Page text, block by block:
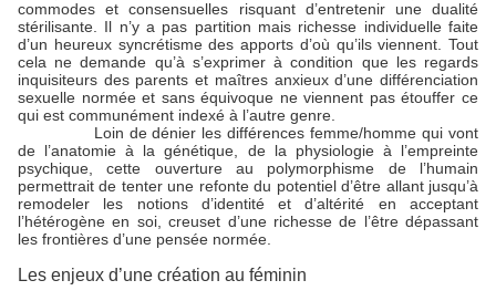
commodes et consensuelles risquant d’entretenir une dualité
stérilisante. Il n’y a pas partition mais richesse individuelle faite
d’un heureux syncrétisme des apports d’où qu’ils viennent. Tout
cela ne demande qu’à s’exprimer à condition que les regards
inquisiteurs des parents et maîtres anxieux d’une différenciation
sexuelle normée et sans équivoque ne viennent pas étouffer ce
qui est communément indexé à l’autre genre.
Loin de dénier les différences femme/homme qui vont
de l’anatomie à la génétique, de la physiologie à l’empreinte
psychique, cette ouverture au polymorphisme de l’humain
permettrait de tenter une refonte du potentiel d’être allant jusqu’à
remodeler les notions d’identité et d’altérité en acceptant
l’hétérogène en soi, creuset d’une richesse de l’être dépassant
les frontières d’une pensée normée.
Les enjeux d’une création au féminin